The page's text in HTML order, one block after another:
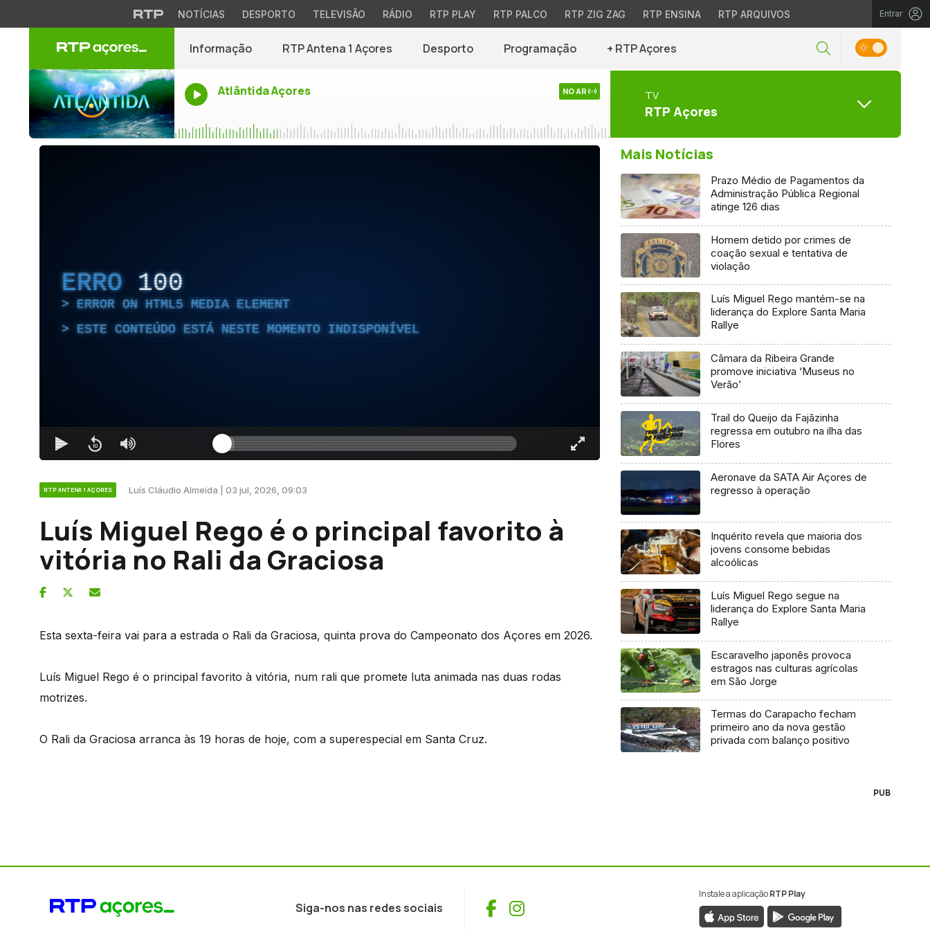
NOTÍCIAS DESPORTO TELEVISÃO RÁDIO RTP PLAY RTP PALCO RTP ZIG ZAG RTP ENSINA RTP ARQUIVOS Entrar
Informação RTP Antena 1 Açores Desporto Programação + RTP Açores
Atlântida Açores NO AR TV
RTP Açores
ERRO 100
ERROR ON HTML5 MEDIA ELEMENT
ESTE CONTEÚDO ESTÁ NESTE MOMENTO INDISPONÍVEL
RTP ANTENA 1 AÇORES Luís Cláudio Almeida | 03 jul, 2026, 09:03
Luís Miguel Rego é o principal favorito à
vitória no Rali da Graciosa
Esta sexta-feira vai para a estrada o Rali da Graciosa, quinta prova do Campeonato dos Açores em 2026.
Luís Miguel Rego é o principal favorito à vitória, num rali que promete luta animada nas duas rodas
motrizes.
O Rali da Graciosa arranca às 19 horas de hoje, com a superespecial em Santa Cruz.
Mais Notícias
Prazo Médio de Pagamentos da
Administração Pública Regional
atinge 126 dias
Homem detido por crimes de
coação sexual e tentativa de
violação
Luís Miguel Rego mantém-se na
liderança do Explore Santa Maria
Rallye
Câmara da Ribeira Grande
promove iniciativa ‘Museus no
Verão’
Trail do Queijo da Fajãzinha
regressa em outubro na ilha das
Flores
Aeronave da SATA Air Açores de
regresso à operação
Inquérito revela que maioria dos
jovens consome bebidas
alcoólicas
Luís Miguel Rego segue na
liderança do Explore Santa Maria
Rallye
Escaravelho japonês provoca
estragos nas culturas agrícolas
em São Jorge
Termas do Carapacho fecham
primeiro ano da nova gestão
privada com balanço positivo
PUB
Siga-nos nas redes sociais Facebook
Instagram
Instale a aplicaçãoRTP Play